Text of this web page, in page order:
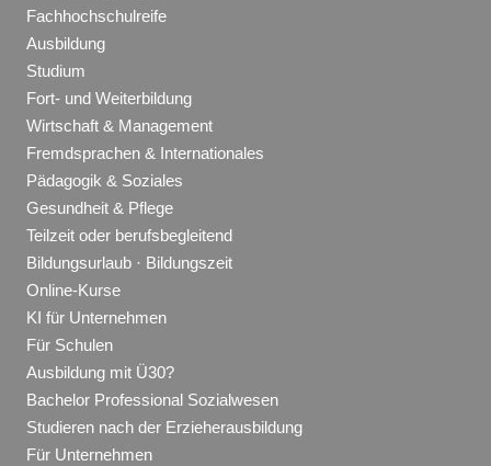
Fachhochschulreife
Ausbildung
Studium
Fort- und Weiterbildung
Wirtschaft & Management
Fremdsprachen & Internationales
Pädagogik & Soziales
Gesundheit & Pflege
Teilzeit oder berufsbegleitend
Bildungsurlaub · Bildungszeit
Online-Kurse
KI für Unternehmen
Für Schulen
Ausbildung mit Ü30?
Bachelor Professional Sozialwesen
Studieren nach der Erzieherausbildung
Für Unternehmen